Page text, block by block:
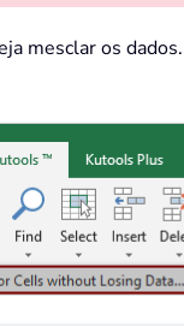
mesclar os